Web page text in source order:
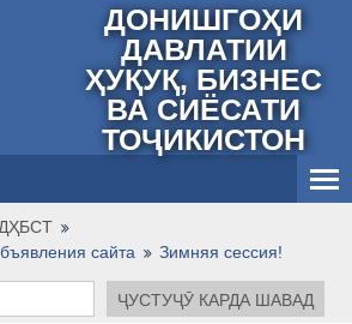
ДОНИШГОҲИ
ДАВЛАТИИ
ҲУҚУҚ, БИЗНЕС
ВА СИЁСАТИ
ТОҶИКИСТОН
сайта
Зимняя сессия!